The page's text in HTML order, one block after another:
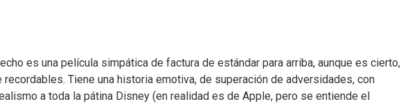
es una película simpática de factura de estándar para arriba, aunque es cierto,
Tiene una historia emotiva, de superación de adversidades, con
a toda la pátina Disney (en realidad es de Apple, pero se entiende el